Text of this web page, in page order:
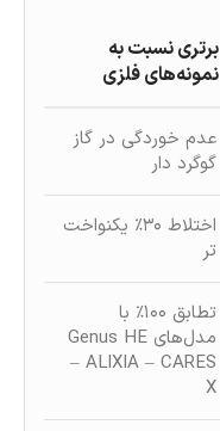
برتری نسبت به
نمونه‌های فلزی
عدم خوردگی در گاز
گوگرد دار
اختلاط ۳۰٪ یکنواخت‌
تر
تطابق ۱۰۰٪ با
مدل‌های Genus HE
– ALIXIA – CARES
X